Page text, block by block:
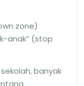
zone)
anak” (stop
banyak